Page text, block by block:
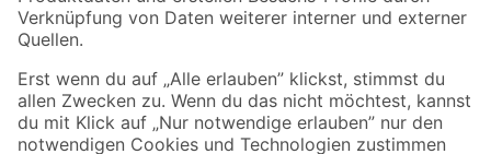
Sicher einkaufen
Jetzt die toom-App herunterladen